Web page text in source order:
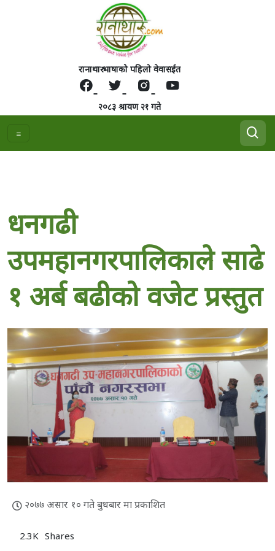
रानाथारु भाषाको पहिलो वेवासईत
२०८३ श्रावण २१ गते
धनगढी
उपमहानगरपालिकाले साढे
१ अर्ब बढीको वजेट प्रस्तुत
२०७७ असार १० गते बुधबार मा प्रकाशित
2.3K Shares